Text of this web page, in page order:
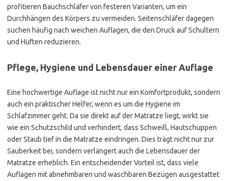
profitieren Bauchschläfer von festeren Varianten, um ein
Durchhängen des Körpers zu vermeiden. Seitenschläfer dagegen
suchen häufig nach weichen Auflagen, die den Druck auf Schultern
und Hüften reduzieren.
Pflege, Hygiene und Lebensdauer einer Auflage
Eine hochwertige Auflage ist nicht nur ein Komfortprodukt, sondern
auch ein praktischer Helfer, wenn es um die Hygiene im
Schlafzimmer geht. Da sie direkt auf der Matratze liegt, wirkt sie
wie ein Schutzschild und verhindert, dass Schweiß, Hautschuppen
oder Staub tief in die Matratze eindringen. Dies trägt nicht nur zur
Sauberkeit bei, sondern verlängert auch die Lebensdauer der
Matratze erheblich. Ein entscheidender Vorteil ist, dass viele
Auflagen mit abnehmbaren und waschbaren Bezügen ausgestattet